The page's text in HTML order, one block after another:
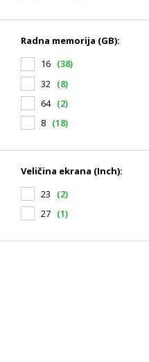
Radna memorija (GB):
16 (38)
32
(8)
64 (2)
8 (18)
Veličina ekrana (Inch):
23
(2)
27 (1)